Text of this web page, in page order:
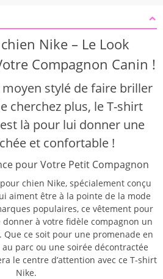
Nike – Le Look
Compagnon Canin !
stylé de faire briller
cherchez plus, le T-shirt
là pour lui donner une
et confortable !
pour Votre Petit Compagnon
chien Nike, spécialement conçu
aiment être à la pointe de la mode
populaires, ce vêtement pour
à votre fidèle compagnon un
ce soit pour une promenade en
parc ou une soirée décontractée
le centre d’attention avec ce T-shirt
Nike.